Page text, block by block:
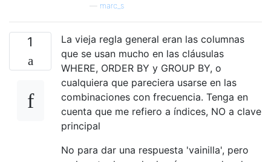
marc_s
1
La vieja regla general eran las columnas
que se usan mucho en las cláusulas
WHERE, ORDER BY y GROUP BY, o
cualquiera que pareciera usarse en las
combinaciones con frecuencia. Tenga en
cuenta que me refiero a índices, NO a clave
principal
No para dar una respuesta 'vainilla', pero